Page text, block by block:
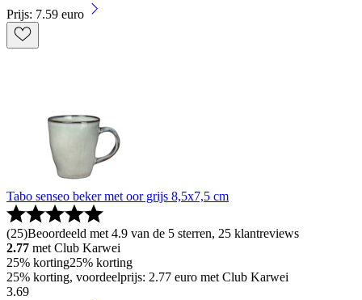
Prijs: 7.59 euro
Tabo senseo beker met oor grijs 8,5x7,5 cm
(25)Beoordeeld met 4.9 van de 5 sterren, 25 klantreviews
2.77 met Club Karwei
25% korting25% korting
25% korting, voordeelprijs: 2.77 euro met Club Karwei
3.69